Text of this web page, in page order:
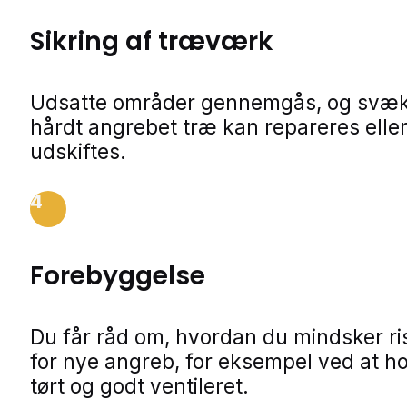
Sikring af træværk
Udsatte områder gennemgås, og
hårdt angrebet træ kan repareres eller
udskiftes.
4
Forebyggelse
Du får råd om, hvordan du mindsker
for nye angreb, for eksempel ved at
tørt og godt ventileret.